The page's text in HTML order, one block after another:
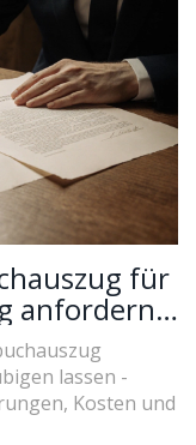
für
anfordern -
lassen -
Kosten und